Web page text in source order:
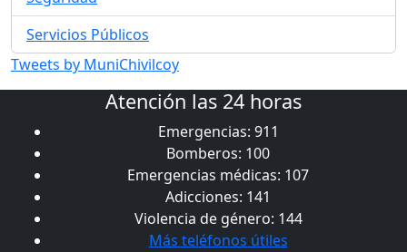
Servicios Públicos
Tweets by MuniChivilcoy
Atención las 24 horas
Emergencias: 911
Bomberos: 100
Emergencias médicas: 107
Adicciones: 141
Violencia de género: 144
Más teléfonos útiles